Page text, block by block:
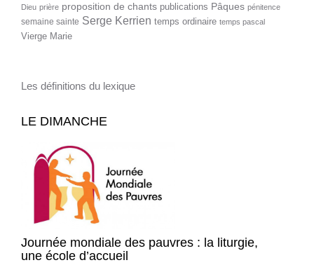
Dieu prière proposition de chants publications Pâques pénitence
semaine sainte Serge Kerrien temps ordinaire temps pascal
Vierge Marie
Les définitions du lexique
LE DIMANCHE
Journée mondiale des pauvres : la liturgie,
une école d’accueil